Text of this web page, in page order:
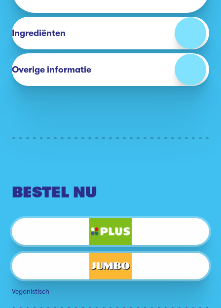
Ingrediënten
Overige informatie
BESTEL NU
Veganistisch